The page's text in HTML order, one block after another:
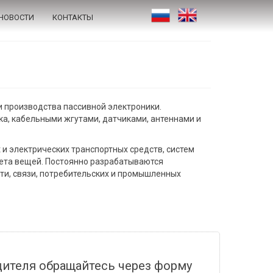
КОНТАКТЫ
пассивной электроники.
кабельными жгутами, датчиками, антеннами и
транспортных средств, систем
вещей. Постоянно разрабатываются
связи, потребительских и промышленных
обращайтесь через форму